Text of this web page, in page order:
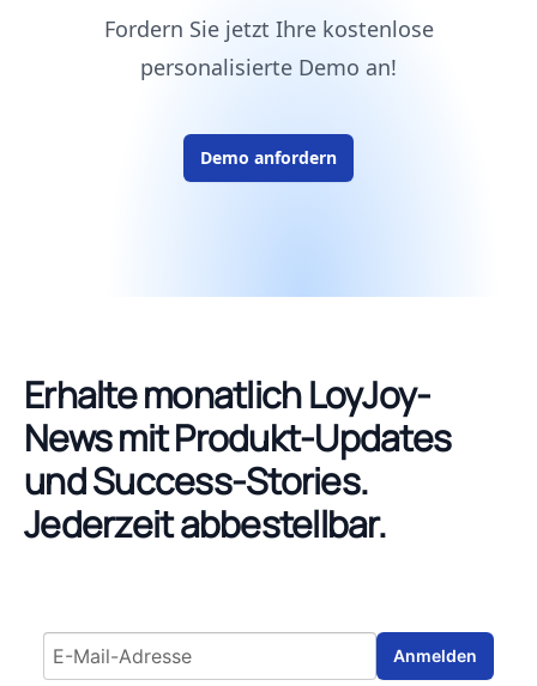
Fordern Sie jetzt Ihre kostenlose
personalisierte Demo an!
Demo anfordern
Erhalte monatlich LoyJoy-
News mit Produkt-Updates
und Success-Stories.
Jederzeit abbestellbar.
Email address Anmelden